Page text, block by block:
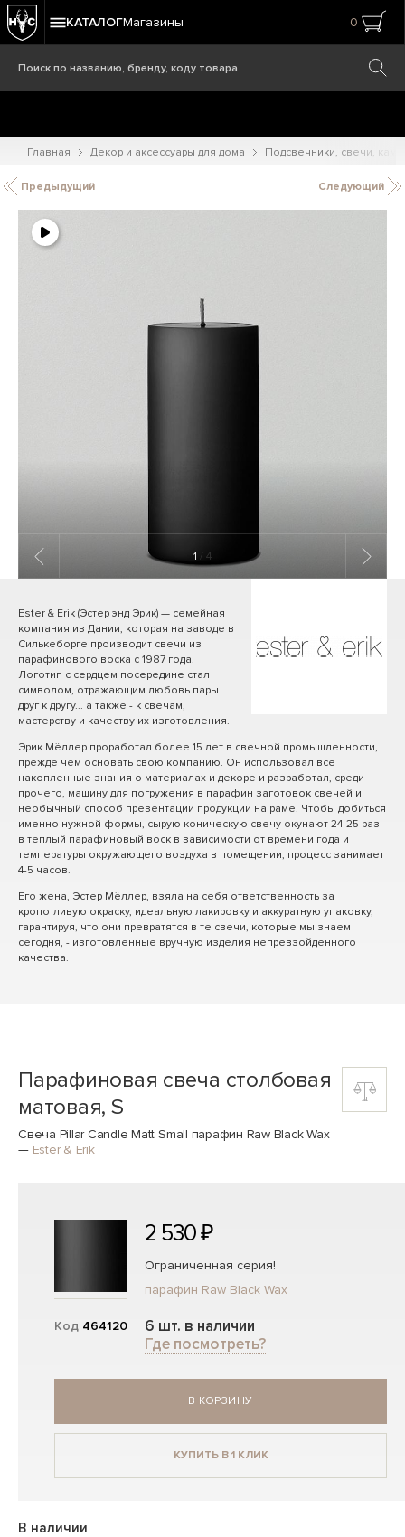
КАТАЛОГМагазины 0
Главная Декор и аксессуары для дома Подсвечники, свечи,
Предыдущий Следующий
1 / 4
Ester & Erik (Эстер энд Эрик) — семейная
компания из Дании, которая на заводе в
Силькеборге производит свечи из
парафинового воска с 1987 года.
Логотип с сердцем посередине стал
символом, отражающим любовь пары
друг к другу... а также - к свечам,
мастерству и качеству их изготовления.
Эрик Мёллер проработал более 15 лет в свечной промышленности,
прежде чем основать свою компанию. Он использовал все
накопленные знания о материалах и декоре и разработал, среди
прочего, машину для погружения в парафин заготовок свечей и
необычный способ презентации продукции на раме. Чтобы добиться
именно нужной формы, сырую коническую свечу окунают 24-25 раз
в теплый парафиновый воск в зависимости от времени года и
температуры окружающего воздуха в помещении, процесс занимает
4-5 часов.
Его жена, Эстер Мёллер, взяла на себя ответственность за
кропотливую окраску, идеальную лакировку и аккуратную упаковку,
гарантируя, что они превратятся в те свечи, которые мы знаем
сегодня, - изготовленные вручную изделия непревзойденного
качества.
Парафиновая свеча столбовая
матовая, S
Свеча Pillar Candle Matt Small парафин Raw Black Wax
— Ester & Erik
Код 464120
2 530 ₽
Ограниченная серия!
парафин Raw Black Wax
6 шт. в наличии
Где посмотреть?
В КОРЗИНУ
КУПИТЬ В 1 КЛИК
В наличии